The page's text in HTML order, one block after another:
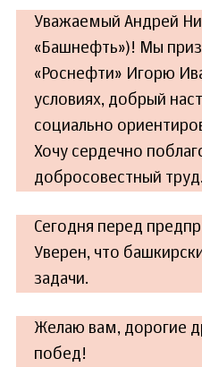
Уважаемый Андрей
«Башнефть»)! Мы
«Роснефти» Игорю
условиях, добрый
социально
Хочу сердечно
добросовестный
Сегодня перед
Уверен, что
задачи.
Желаю вам, дорогие
побед!